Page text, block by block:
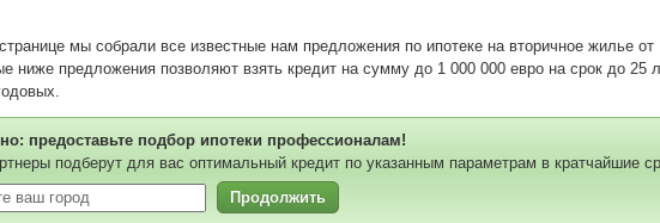
мы собрали все известные нам предложения по ипотеке на вторичное жилье от
ниже предложения позволяют взять кредит на сумму до 1 000 000 евро на срок до 25
предоставьте подбор ипотеки профессионалам!
подберут для вас оптимальный кредит по указанным параметрам в кратчайшие
Продолжить